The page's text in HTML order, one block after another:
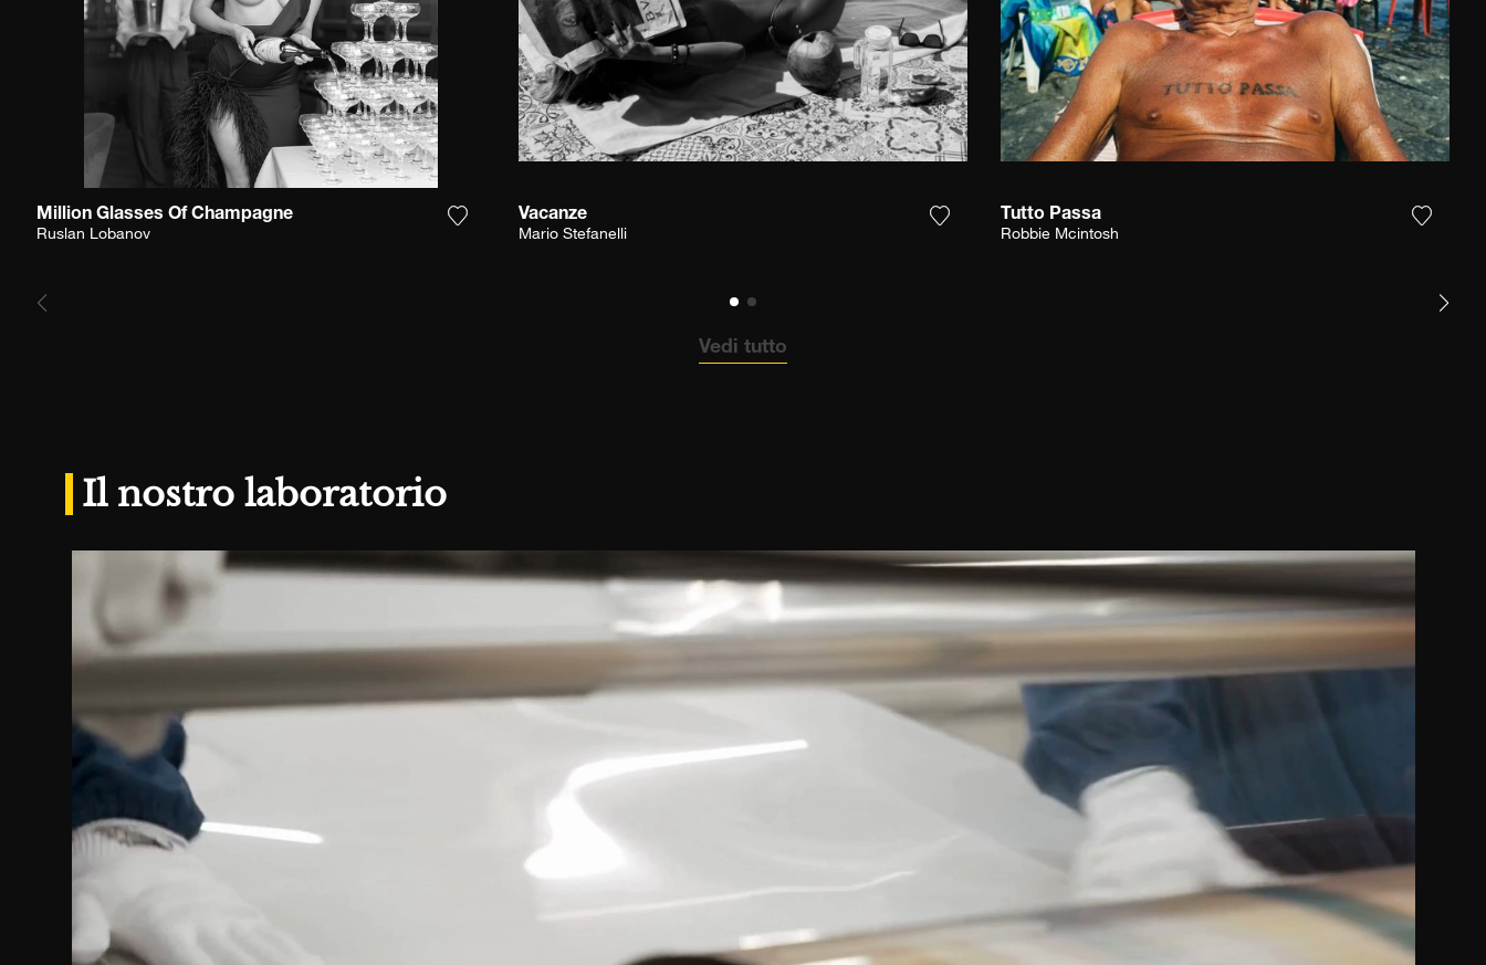
Million Glasses Of Champagne
Ruslan Lobanov Aggiungi la fotografia alla mia lista dei desideri
Vacanze
Mario Stefanelli Aggiungi la fotografia alla mia lista dei desideri
Tutto Passa
Robbie Mcintosh
Vedi tutto
Il nostro laboratorio